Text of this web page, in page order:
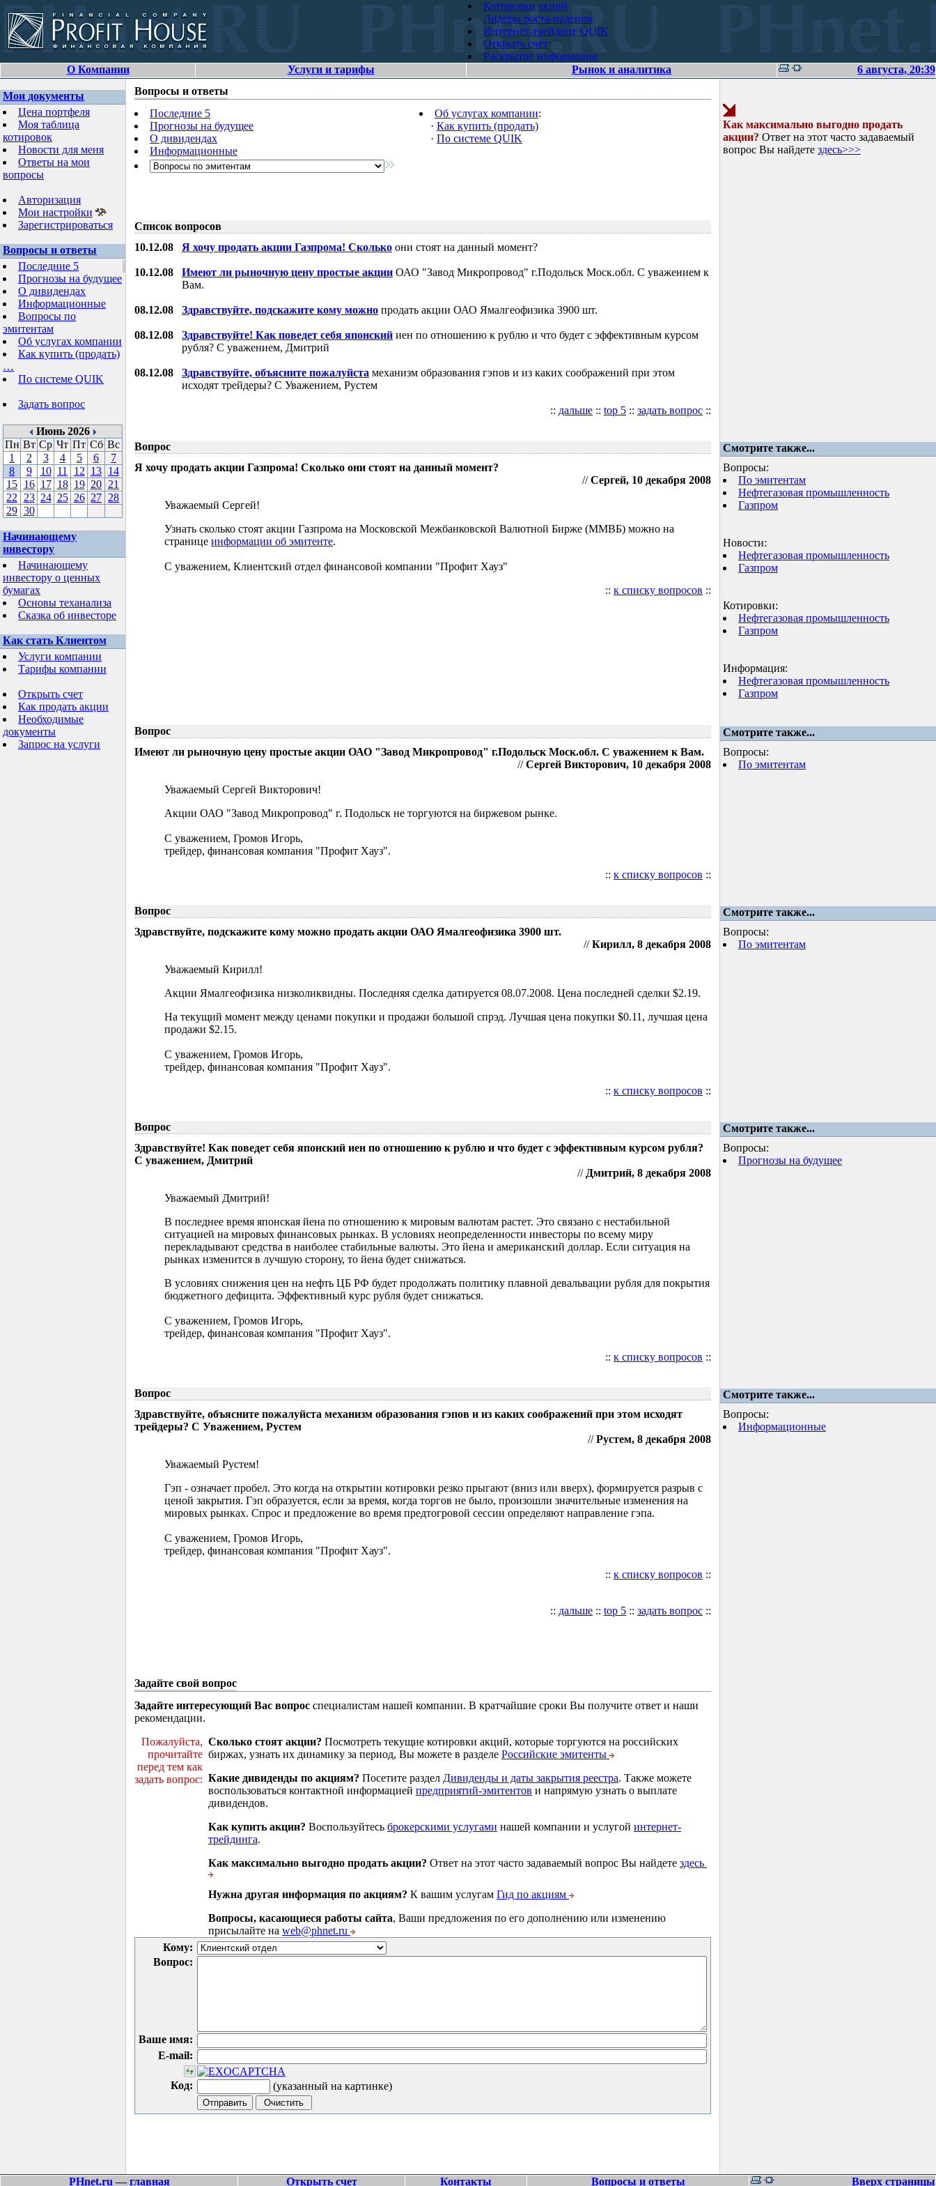
Котировки акций
Лидеры роста-падения
Интернет-трейдинг QUIK
Открыть счет
Раскрытие информации
О Компании
Услуги и тарифы Рынок и аналитика 6 августа, 20:39
Мои документы
Цена портфеля
Моя таблица
котировок
Новости для меня
Ответы на мои
вопросы
Авторизация
Мои настройки
Зарегистрироваться
Вопросы и ответы
Последние 5
Прогнозы на будущее
О дивидендах
Информационные
Вопросы по
эмитентам
Об услугах компании
Как купить (продать)
…
По системе QUIK
Задать вопрос
Июнь 2026
Пн Вт Ср Чт Пт Сб Вс
1
2 3 4 5 6
7
8
9 10 11 12 13 14
15 16 17 18 19 20 21
22
23 24 25 26 27 28
29 30
Начинающему
инвестору
Начинающему
инвестору о ценных
бумагах
Основы теханализа
Сказка об инвесторе
Как стать Клиентом
Услуги компании
Тарифы компании
Открыть счет
Как продать акции
Необходимые
документы
Запрос на услуги
Вопросы и ответы
Последние 5
Прогнозы на будущее
О дивидендах
Информационные
Об услугах компании:
· Как купить (продать)
· По системе QUIK
Список вопросов
10.12.08 Я хочу продать акции Газпрома! Сколько они стоят на данный момент?
10.12.08 Имеют ли рыночную цену простые акции ОАО "Завод Микропровод" г.Подольск Моск.обл. С уважением к
Вам.
08.12.08 Здравствуйте, подскажите кому можно продать акции ОАО Ямалгеофизика 3900 шт.
08.12.08 Здравствуйте! Как поведет себя японский иен по отношению к рублю и что будет с эффективным курсом
рубля? С уважением, Дмитрий
08.12.08 Здравствуйте, объясните пожалуйста механизм образования гэпов и из каких соображений при этом
исходят трейдеры? С Уважением, Рустем
:: дальше :: top 5 :: задать вопрос ::
Как максимально выгодно продать
акции? Ответ на этот часто задаваемый
вопрос Вы найдете здесь>>>
Вопрос
Смотрите также...
Я хочу продать акции Газпрома! Сколько они стоят на данный момент?
//Сергей, 10 декабря 2008
Уважаемый Сергей!
Узнать сколько стоят акции Газпрома на Московской Межбанковской Валютной Бирже (ММВБ) можно на
странице информации об эмитенте.
С уважением, Клиентский отдел финансовой компании "Профит Хауз"
:: к списку вопросов ::
Вопросы:
По эмитентам
Нефтегазовая промышленность
Газпром
Новости:
Нефтегазовая промышленность
Газпром
Котировки:
Нефтегазовая промышленность
Газпром
Информация:
Нефтегазовая промышленность
Газпром
Вопрос
Смотрите также...
Имеют ли рыночную цену простые акции ОАО "Завод Микропровод" г.Подольск Моск.обл. С уважением к Вам.
//Сергей Викторович, 10 декабря 2008
Уважаемый Сергей Викторович!
Акции ОАО "Завод Микропровод" г. Подольск не торгуются на биржевом рынке.
С уважением, Громов Игорь,
трейдер, финансовая компания "Профит Хауз".
:: к списку вопросов ::
Вопросы:
По эмитентам
Вопрос
Смотрите также...
Здравствуйте, подскажите кому можно продать акции ОАО Ямалгеофизика 3900 шт.
//Кирилл, 8 декабря 2008
Уважаемый Кирилл!
Акции Ямалгеофизика низколиквидны. Последняя сделка датируется 08.07.2008. Цена последней сделки $2.19.
На текущий момент между ценами покупки и продажи большой спрэд. Лучшая цена покупки $0.11, лучшая цена
продажи $2.15.
С уважением, Громов Игорь,
трейдер, финансовая компания "Профит Хауз".
:: к списку вопросов ::
Вопросы:
По эмитентам
Вопрос
Смотрите также...
Здравствуйте! Как поведет себя японский иен по отношению к рублю и что будет с эффективным курсом рубля?
С уважением, Дмитрий
// Дмитрий, 8 декабря 2008
Уважаемый Дмитрий!
В последнее время японская йена по отношению к мировым валютам растет. Это связано с нестабильной
ситуацией на мировых финансовых рынках. В условиях неопределенности инвесторы по всему миру
перекладывают средства в наиболее стабильные валюты. Это йена и американский доллар. Если ситуация на
рынках изменится в лучшую сторону, то йена будет снижаться.
В условиях снижения цен на нефть ЦБ РФ будет продолжать политику плавной девальвации рубля для покрытия
бюджетного дефицита. Эффективный курс рубля будет снижаться.
С уважением, Громов Игорь,
трейдер, финансовая компания "Профит Хауз".
:: к списку вопросов ::
Вопросы:
Прогнозы на будущее
Вопрос
Смотрите также...
Здравствуйте, объясните пожалуйста механизм образования гэпов и из каких соображений при этом исходят
трейдеры? С Уважением, Рустем
//Рустем, 8 декабря 2008
Уважаемый Рустем!
Гэп - означает пробел. Это когда на открытии котировки резко прыгают (вниз или вверх), формируется разрыв с
ценой закрытия. Гэп образуется, если за время, когда торгов не было, произошли значительные изменения на
мировых рынках. Спрос и предложение во время предтогровой сессии определяют направление гэпа.
С уважением, Громов Игорь,
трейдер, финансовая компания "Профит Хауз".
:: к списку вопросов ::
Вопросы:
Информационные
:: дальше :: top 5 :: задать вопрос ::
Задайте свой вопрос
Задайте интересующий Вас вопрос специалистам нашей компании. В кратчайшие сроки Вы получите ответ и наши
рекомендации.
Пожалуйста,
прочитайте
перед тем как
задать вопрос:
Сколько стоят акции? Посмотреть текущие котировки акций, которые торгуются на российских
биржах, узнать их динамику за период, Вы можете в разделе Российские эмитенты
Какие дивиденды по акциям? Посетите раздел Дивиденды и даты закрытия реестра. Также можете
воспользоваться контактной информацией предприятий-эмитентов и напрямую узнать о выплате
дивидендов.
Как купить акции? Воспользуйтесь брокерскими услугами нашей компании и услугой интернет-
трейдинга.
Как максимально выгодно продать акции? Ответ на этот часто задаваемый вопрос Вы найдете здесь
Нужна другая информация по акциям? К вашим услугам Гид по акциям
Вопросы, касающиеся работы сайта, Ваши предложения по его дополнению или изменению
присылайте на web@phnet.ru
Кому:
Вопрос:
Ваше имя:
E-mail:
Код: (указанный на картинке)
PHnet.ru — главная Открыть счет Контакты Вопросы и ответы Вверх страницы